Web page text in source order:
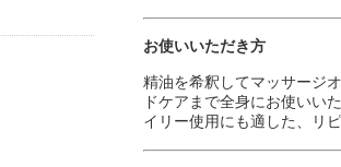
お使いいただき方
精油を希釈してマッサージ
ドケアまで全身にお使いい
イリー使用にも適した、リ